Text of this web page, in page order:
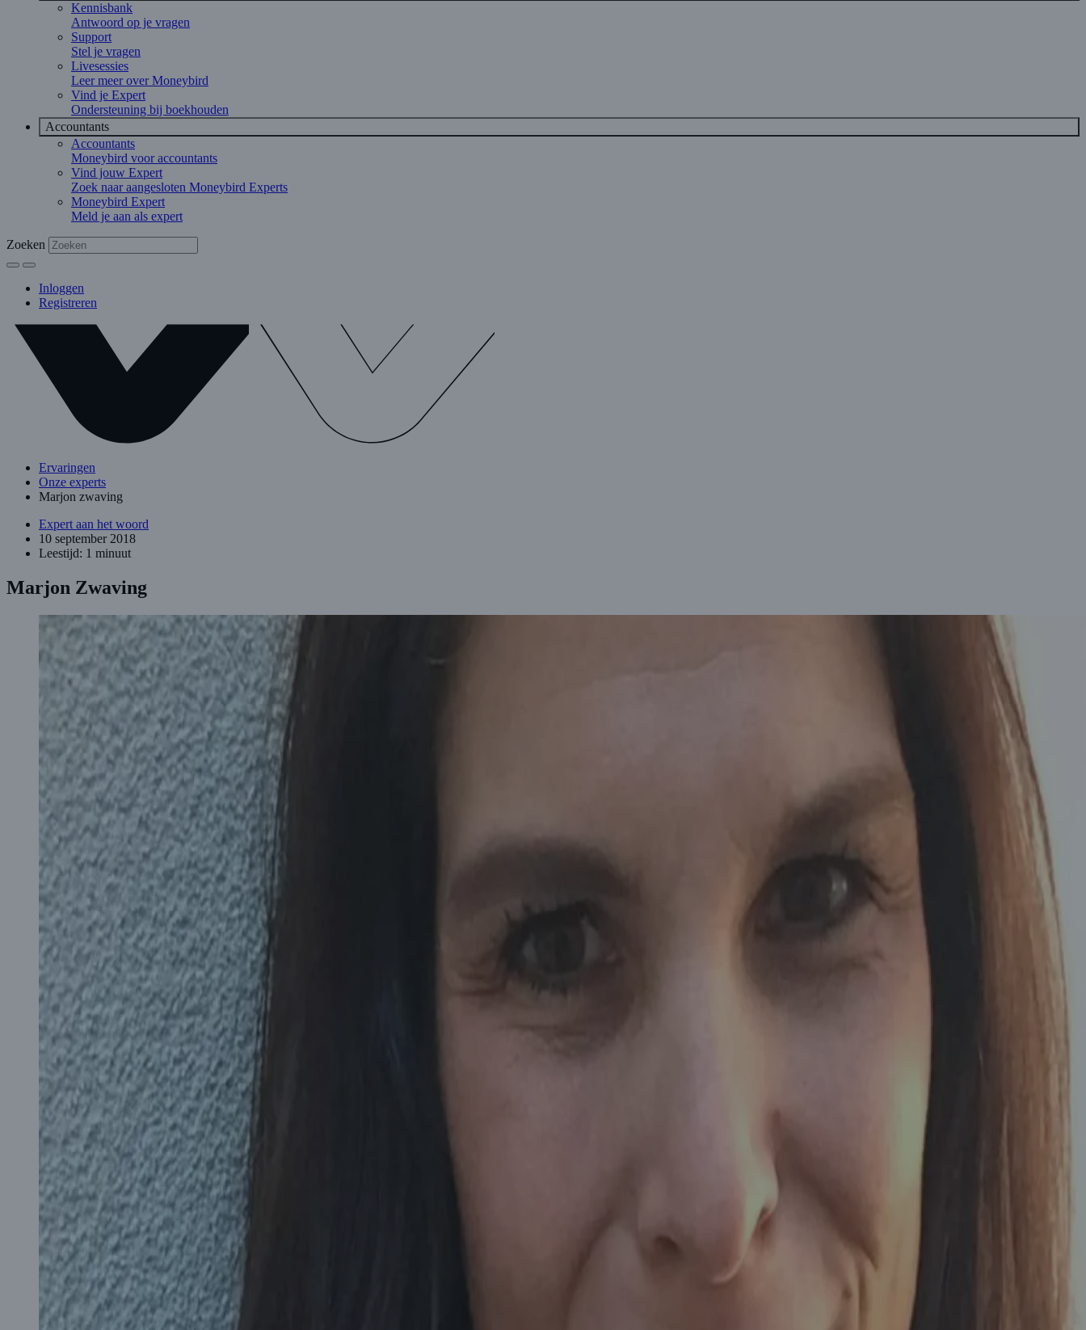
Kennisbank
Antwoord op je vragen
Support
Stel je vragen
Livesessies
Leer meer over Moneybird
Vind je Expert
Ondersteuning bij boekhouden
Accountants
Accountants
Moneybird voor accountants
Vind jouw Expert
Zoek naar aangesloten Moneybird Experts
Moneybird Expert
Meld je aan als expert
Zoeken
Inloggen
Registreren
Ervaringen
Onze experts
Marjon zwaving
Expert aan het woord
10 september 2018
Leestijd: 1 minuut
Marjon Zwaving